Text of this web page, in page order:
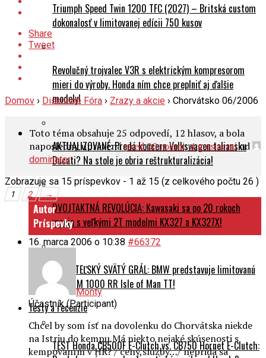
Triumph Speed Twin 1200 TFC (2027) – Britská custom
dokonalosť v limitovanej edícii 750 kusov
Revolučný trojvalec V3R s elektrickým kompresorom
mieri do výroby. Honda ním chce preplniť aj ďalšie
modely!
AKTUALIZOVANÉ: Predá koncern Volkswagen taliansku
Ducati? Na stole je obria reštrukturalizácia!
DVOJTAKTNÁ REVOLÚCIA: Kawasaki sa po 20 rokoch
vracia s veľkými 2T modelmi KX327 a KX327X!
ZBERATEĽSKÝ SVÄTÝ GRÁL: BMW predstavuje limitovanú
edíciu M 1000 RR Isle of Man TT!
Testy a recenzie
TEST Honda CB500F E-Clutch vs. CB750 Hornet E-Clutch:
Share
Tweet
Domov › Diskusné Fóra › Zrazy a akcie › Chorvátsko 06/2006
Toto téma obsahuje 25 odpovedí, 12 hlasov, a bola
naposledny upravenápred 20 rokmi, 4 mesiacmiod
dominator.
Zobrazuje sa 15 príspevkov - 1 až 15 (z celkového počtu 26 )
1 2 →
Autor
Príspevky
16. marca 2006 o 10:38 #66372
Monty
Účastník (Participant)
Chcel by som ísť na dovolenku do Chorvátska niekde
na Istriu do kempu.Má niekto nejaké skúsenosti s
kempovaním v HR? / ceny,služby…/ nepridá sa